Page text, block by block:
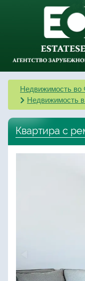
Недвижимость во
Недвижимость
Квартира с